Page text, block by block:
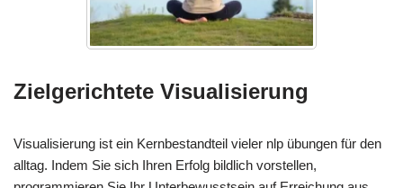
Zielgerichtete Visualisierung
Visualisierung ist ein Kernbestandteil vieler nlp übungen für den
alltag. Indem Sie sich Ihren Erfolg bildlich vorstellen,